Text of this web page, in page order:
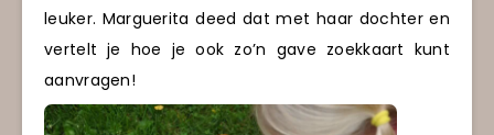
leuker. Marguerita deed dat met haar dochter en
vertelt je hoe je ook zo’n gave zoekkaart kunt
aanvragen!